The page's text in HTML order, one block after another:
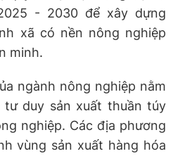
- 2030 để xây dựng
xã có nền nông nghiệp
minh.
ngành nông nghiệp nằm
duy sản xuất thuần túy
nghiệp. Các địa phương
vùng sản xuất hàng hóa